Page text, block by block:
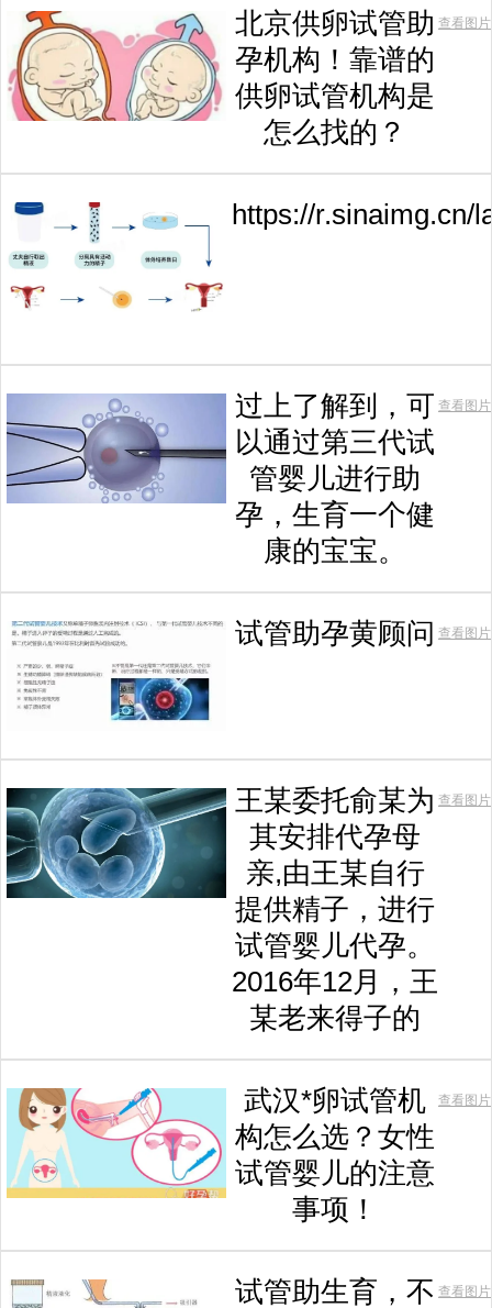
北京供卵试管助
孕机构！靠谱的
供卵试管机构是
怎么找的？
查看图片
https://r.sinaimg.cn/
过上了解到，可
以通过第三代试
管婴儿进行助
孕，生育一个健
康的宝宝。
查看图片
试管助孕黄顾问 查看图片
王某委托俞某为
其安排代孕母
亲,由王某自行
提供精子，进行
试管婴儿代孕。
2016年12月，王
某老来得子的
查看图片
武汉*卵试管机
构怎么选？女性
试管婴儿的注意
事项！
查看图片
试管助生育，不 查看图片